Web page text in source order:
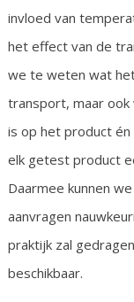
invloed van
het effect van de
we te weten wat
transport, maar
is op het product én
elk getest product
Daarmee kunnen
aanvragen
praktijk zal
beschikbaar.